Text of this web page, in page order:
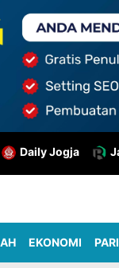
Daily Jogja
EKONOMI